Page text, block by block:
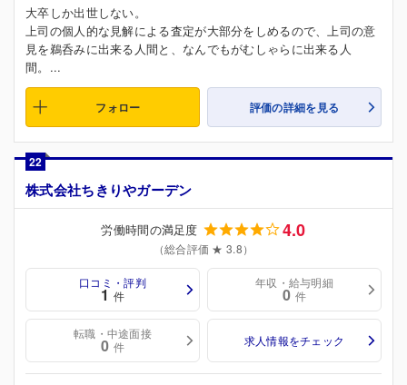
大卒しか出世しない。
上司の個人的な見解による査定が大部分をしめるので、上司の意
見を鵜呑みに出来る人間と、なんでもがむしゃらに出来る人
間。...
フォロー 評価の詳細を見る
22
株式会社ちきりやガーデン
労働時間の満足度 4.0
（総合評価 ★ 3.8）
口コミ・評判
1 件
年収・給与明細
0 件
転職・中途面接
0 件 求人情報をチェック